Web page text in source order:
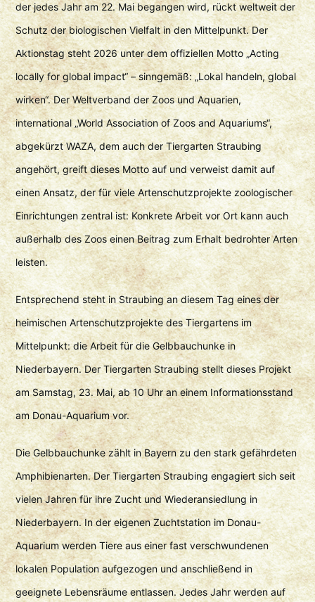
der jedes Jahr am 22. Mai begangen wird, rückt weltweit der
Schutz der biologischen Vielfalt in den Mittelpunkt. Der
Aktionstag steht 2026 unter dem offiziellen Motto „Acting
locally for global impact“ – sinngemäß: „Lokal handeln, global
wirken“. Der Weltverband der Zoos und Aquarien,
international „World Association of Zoos and Aquariums“,
abgekürzt WAZA, dem auch der Tiergarten Straubing
angehört, greift dieses Motto auf und verweist damit auf
einen Ansatz, der für viele Artenschutzprojekte zoologischer
Einrichtungen zentral ist: Konkrete Arbeit vor Ort kann auch
außerhalb des Zoos einen Beitrag zum Erhalt bedrohter Arten
leisten.
Entsprechend steht in Straubing an diesem Tag eines der
heimischen Artenschutzprojekte des Tiergartens im
Mittelpunkt: die Arbeit für die Gelbbauchunke in
Niederbayern. Der Tiergarten Straubing stellt dieses Projekt
am Samstag, 23. Mai, ab 10 Uhr an einem Informationsstand
am Donau-Aquarium vor.
Die Gelbbauchunke zählt in Bayern zu den stark gefährdeten
Amphibienarten. Der Tiergarten Straubing engagiert sich seit
vielen Jahren für ihre Zucht und Wiederansiedlung in
Niederbayern. In der eigenen Zuchtstation im Donau-
Aquarium werden Tiere aus einer fast verschwundenen
lokalen Population aufgezogen und anschließend in
geeignete Lebensräume entlassen. Jedes Jahr werden auf